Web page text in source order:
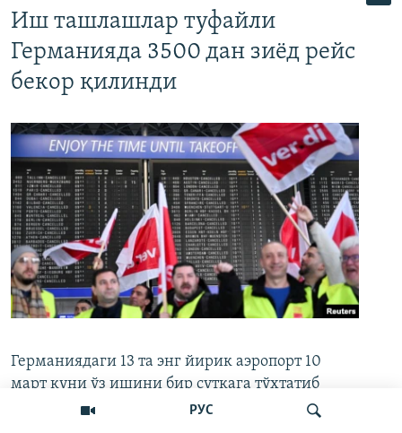
РУС
Иш ташлашлар туфайли
Германияда 3500 дан зиёд рейс
бекор қилинди
Германиядаги 13 та энг йирик аэропорт 10
март куни ўз ишини бир суткага тўхтатиб
қўйди. Хизмат кўрсатиш соҳаси